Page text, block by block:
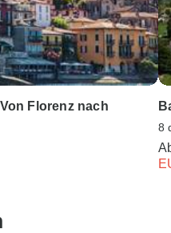
Florenz nach
8